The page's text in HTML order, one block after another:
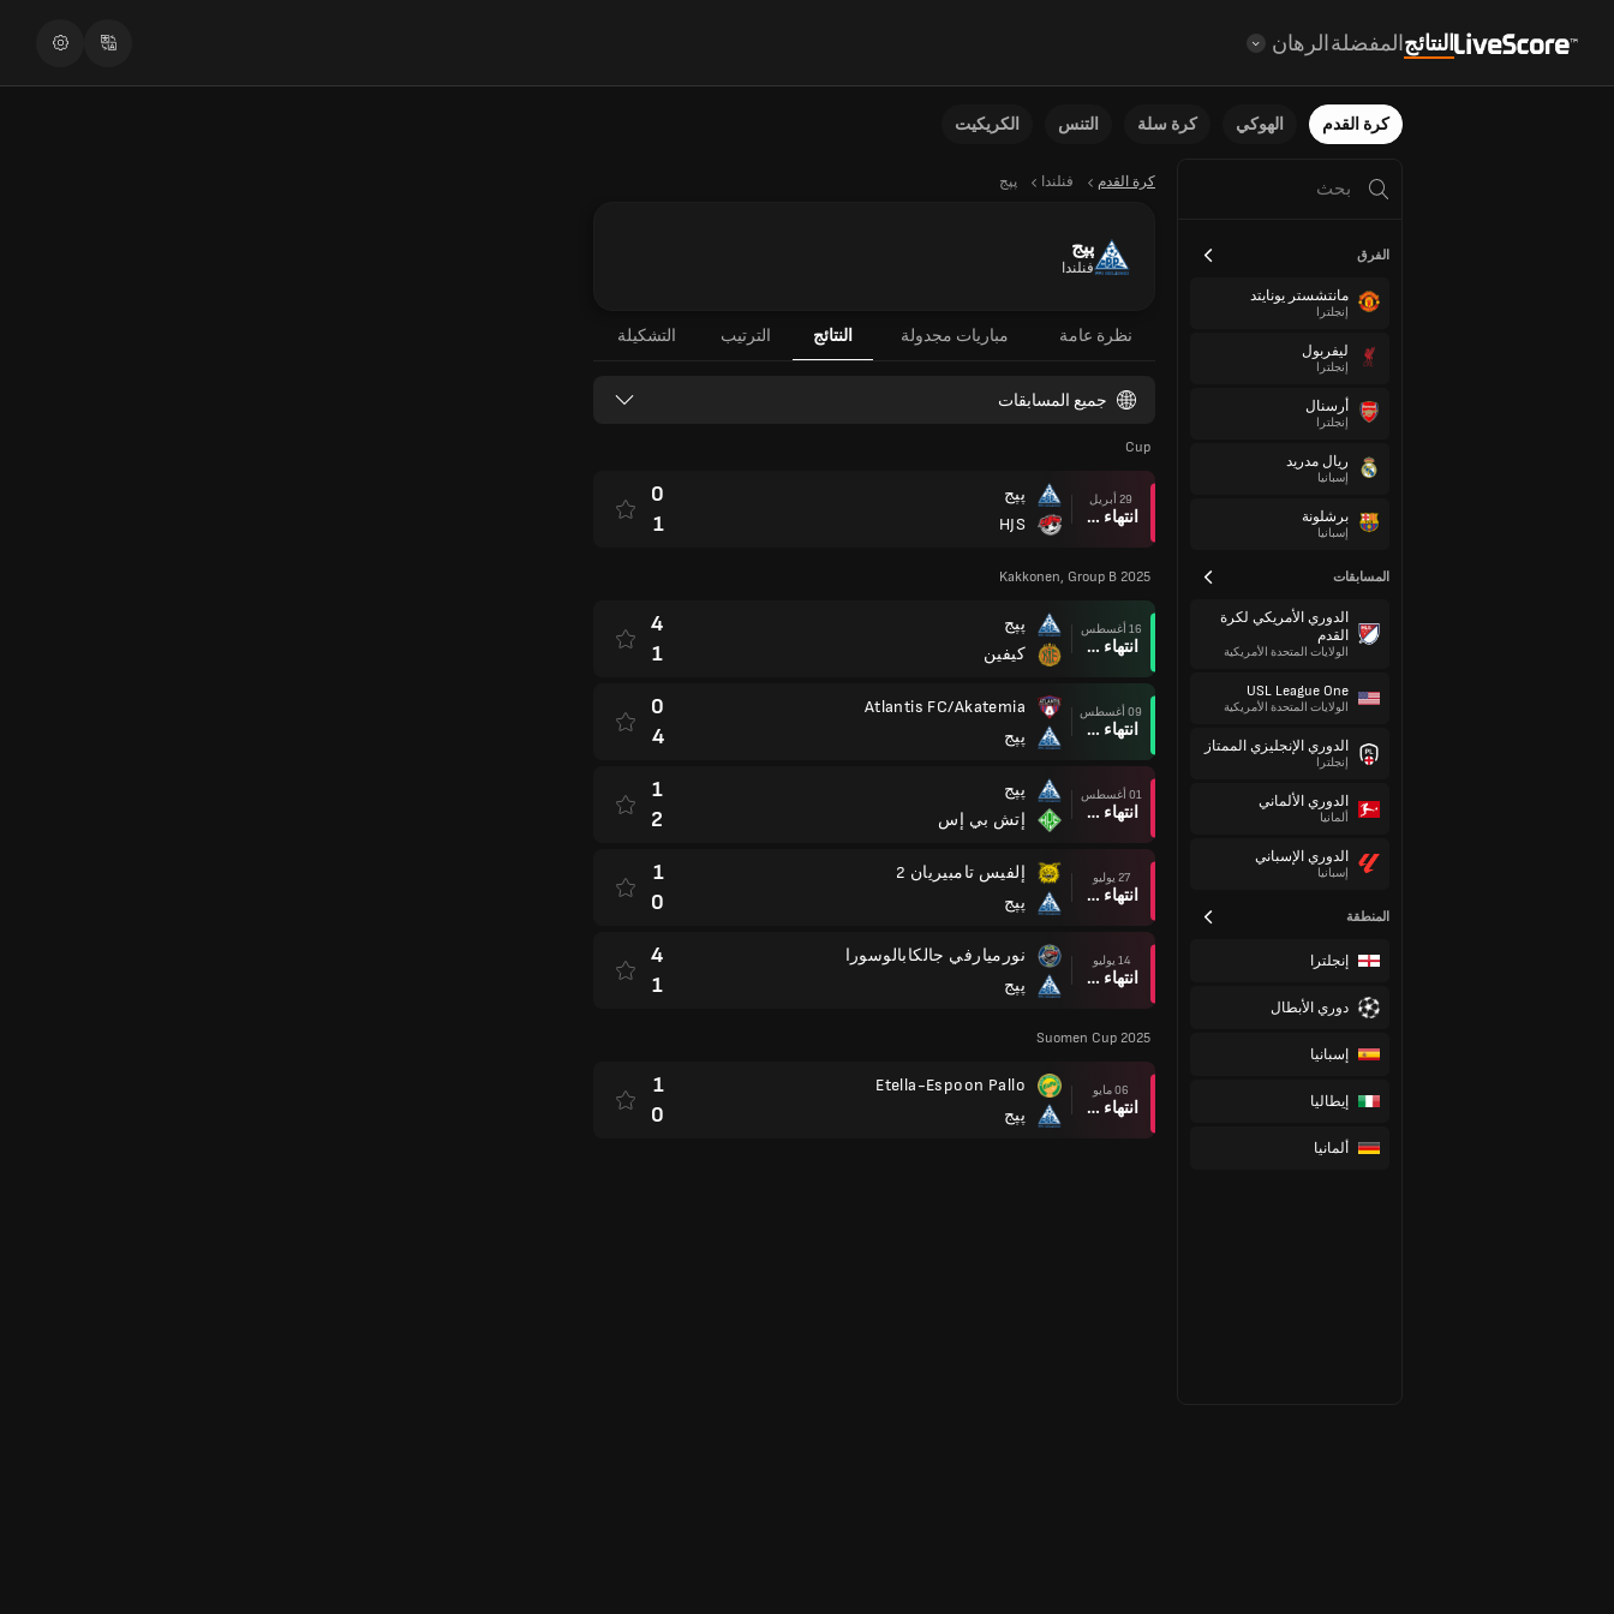
النتائجالمفضلةالرهان
كرة القدم الهوكي كرة سلة التنس الكريكيت
الفرق
مانتشستر يونايتد
إنجلترا
ليفربول
إنجلترا
أرسنال
إنجلترا
ريال مدريد
إسبانيا
برشلونة
إسبانيا
المسابقات
الدوري الأمريكي لكرة
القدم
الولايات المتحدة الأمريكية
USL League One
الولايات المتحدة الأمريكية
الدوري الإنجليزي الممتاز
إنجلترا
الدوري الألماني
ألمانيا
الدوري الإسباني
إسبانيا
المنطقة
إنجلترا
دوري الأبطال
إسبانيا
إيطاليا
ألمانيا
كرة القدم فنلندا پپج
پپج
فنلندا
نظرة عامة مباريات مجدولة النتائج الترتيب التشكيلة
جميع المسابقات
Cup
29 أبريل
انتهاء وقت المباراة
پپج
HJS
0
1
Kakkonen, Group B 2025
16 أغسطس
انتهاء وقت المباراة
پپج
كيفين
4
1
09 أغسطس
انتهاء وقت المباراة
Atlantis FC/Akatemia
پپج
0
4
01 أغسطس
انتهاء وقت المباراة
پپج
إتش بي إس
1
2
27 يوليو
انتهاء وقت المباراة
إلفيس تامبيريان 2
پپج
1
0
14 يوليو
انتهاء وقت المباراة
نورميارفي جالكابالوسورا
پپج
4
1
Suomen Cup 2025
06 مايو
انتهاء وقت المباراة
Etella-Espoon Pallo
پپج
1
0